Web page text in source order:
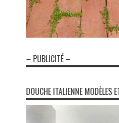
– PUBLICITÉ –
DOUCHE ITALIENNE MODÈLES